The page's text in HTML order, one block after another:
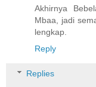
Akhirnya
Mbaa, jadi
lengkap.
Reply
Replies